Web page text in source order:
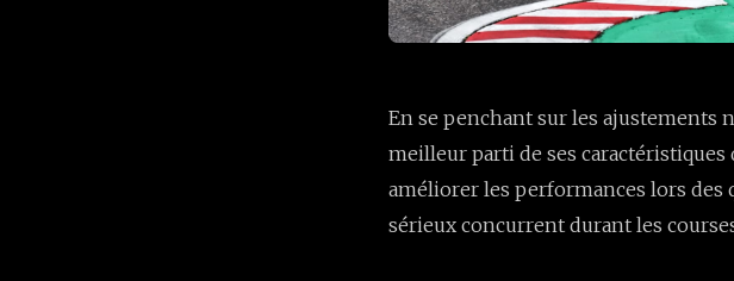
En se penchant sur les ajustements
meilleur parti de ses
améliorer les performances lors
sérieux concurrent durant les